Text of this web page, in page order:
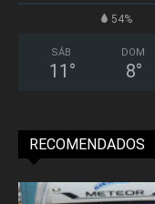
54%
SÁB
11 °
DOM
8°
RECOMENDADOS